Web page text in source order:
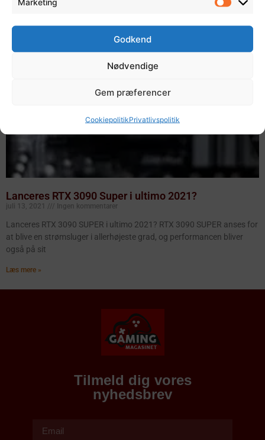
Godkend
Nødvendige
Gem præferencer
CookiepolitikPrivatlivspolitik
finansielle resultater for første kvartal (Q1) i 2021, og det viser sig nu
Læs mere »
Lanceres RTX 3090 Super i ultimo 2021?
juli 13, 2021 Ingen kommentarer
Lanceres RTX 3090 SUPER i ultimo 2021? RTX 3090 SUPER anses for
at blive en strømsluger i allerhøjeste grad, og performancen bliver
også på sit
Læs mere »
Tilmeld dig vores
nyhedsbrev